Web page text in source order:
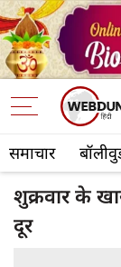
समाचार
शुक्रवार के
दूर